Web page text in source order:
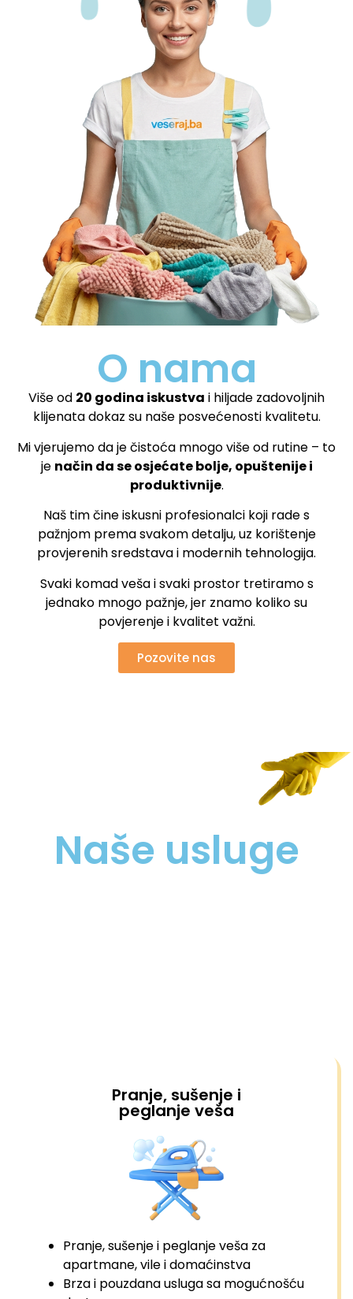
O nama
Više od 20 godina iskustva i hiljade zadovoljnih
klijenata dokaz su naše posvećenosti kvalitetu.
Mi vjerujemo da je čistoća mnogo više od rutine – to
je način da se osjećate bolje, opuštenije i
produktivnije.
Naš tim čine iskusni profesionalci koji rade s
pažnjom prema svakom detalju, uz korištenje
provjerenih sredstava i modernih tehnologija.
Svaki komad veša i svaki prostor tretiramo s
jednako mnogo pažnje, jer znamo koliko su
povjerenje i kvalitet važni.
Pozovite nas
Naše usluge
Pranje, sušenje i
peglanje veša
Pranje, sušenje i peglanje veša za
apartmane, vile i domaćinstva
Brza i pouzdana usluga sa mogućnošću